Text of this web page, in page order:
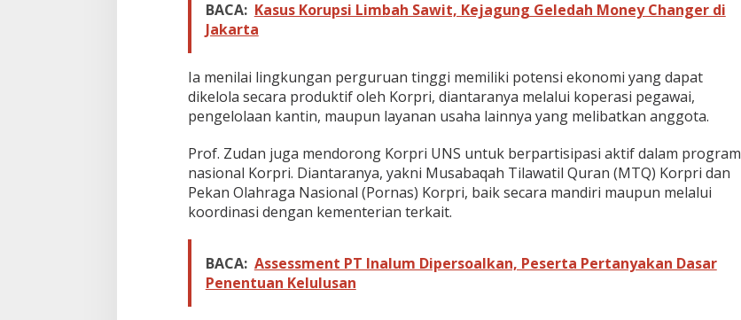
e
BACA: Kasus Korupsi Limbah Sawit, Kejagung Geledah Money Changer di
Jakarta
Ia menilai lingkungan perguruan tinggi memiliki potensi ekonomi yang dapat
dikelola secara produktif oleh Korpri, diantaranya melalui koperasi pegawai,
pengelolaan kantin, maupun layanan usaha lainnya yang melibatkan anggota.
Prof. Zudan juga mendorong Korpri UNS untuk berpartisipasi aktif dalam program
nasional Korpri. Diantaranya, yakni Musabaqah Tilawatil Quran (MTQ) Korpri dan
Pekan Olahraga Nasional (Pornas) Korpri, baik secara mandiri maupun melalui
koordinasi dengan kementerian terkait.
BACA: Assessment PT Inalum Dipersoalkan, Peserta Pertanyakan Dasar
Penentuan Kelulusan